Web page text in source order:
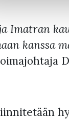
Imatran
kanssa